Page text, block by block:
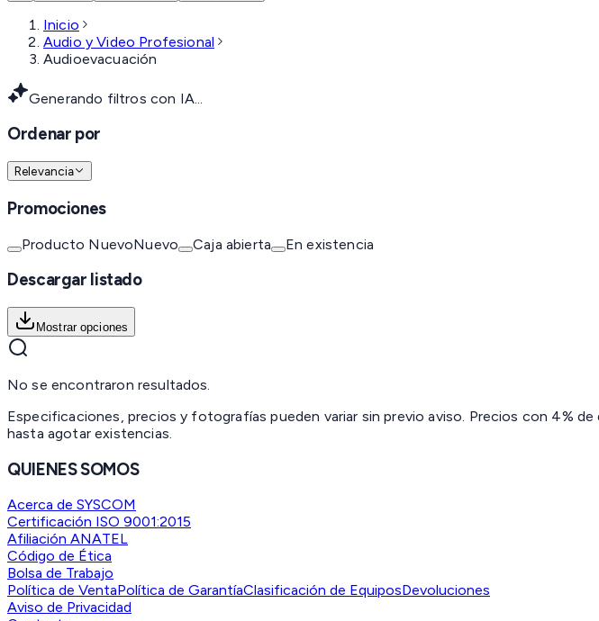
Inicio
Audio y Video Profesional
Audioevacuación
Generando filtros con IA...
Ordenar por
Relevancia
Promociones
Producto NuevoNuevo Caja abierta En existencia
Descargar listado
Mostrar opciones
No se encontraron resultados.
Especificaciones, precios y fotografías pueden variar sin previo aviso. Precios con 4%
hasta agotar existencias.
QUIENES SOMOS
Acerca de SYSCOM
Certificación ISO 9001:2015
Afiliación ANATEL
Código de Ética
Bolsa de Trabajo
Política de VentaPolítica de GarantíaClasificación de EquiposDevoluciones
Aviso de Privacidad